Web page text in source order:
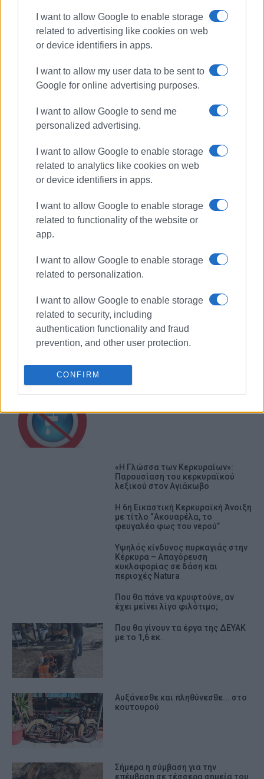
I want to allow Google to enable storage
related to advertising like cookies on web
or device identifiers in apps.
I want to allow my user data to be sent to
Google for online advertising purposes.
I want to allow Google to send me
personalized advertising.
I want to allow Google to enable storage
related to analytics like cookies on web
or device identifiers in apps.
I want to allow Google to enable storage
related to functionality of the website or
app.
I want to allow Google to enable storage
related to personalization.
I want to allow Google to enable storage
related to security, including
authentication functionality and fraud
prevention, and other user protection.
CONFIRM
ΔΕΥΑΚ ΚΕΡΚΥΡΑ
ΣΧΕΤΙΚA AΡΘΡΑ
Διακοπή νερού λόγω βλάβης στον
«Η Γλώσσα των Κερκυραίων»:
Παρουσίαση του κερκυραϊκού
λεξικού στον Αγιάκωβο
Η 6η Εικαστική Κερκυραϊκή Άνοιξη
με τίτλο “Ακουαρέλα, το
φευγαλέο φως του νερού”
Υψηλός κίνδυνος πυρκαγιάς στην
Κέρκυρα – Απαγόρευση
κυκλοφορίας σε δάση και
περιοχές Natura
Που θα πάνε να κρυφτούνε, αν
έχει μείνει λίγο φιλότιμο;
Που θα γίνουν τα έργα της ΔΕΥΑΚ
με το 1,6 εκ.
Αυξάνεσθε και πληθύνεσθε... στο
κουτουρού
Σήμερα η σύμβαση για την
επέμβαση σε τέσσερα σημεία του